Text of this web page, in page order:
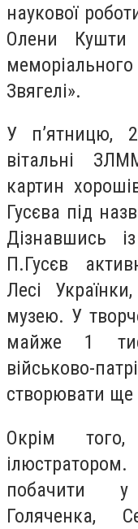
наукової
Олени Кушти
Звягелі».
У п’ятницю,
вітальні
картин
Гусєва під
Дізнавшись
П.Гусєв
Лесі
музею. У
майже 1
військово-
створювати ще
Окрім
побачити у
Голяченка,